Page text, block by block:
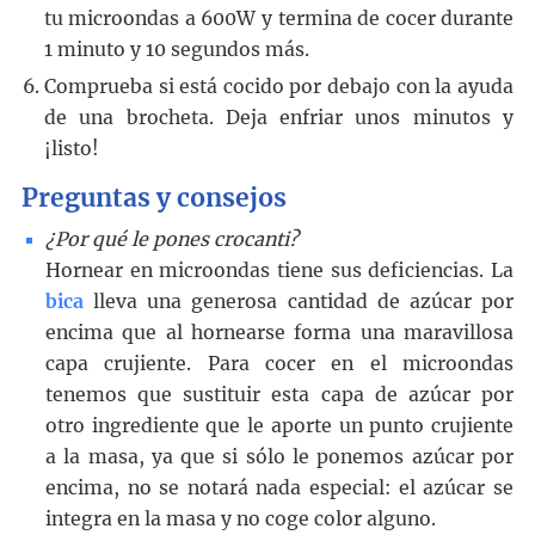
tu microondas a 600W y termina de cocer durante
1 minuto y 10 segundos más.
Comprueba si está cocido por debajo con la ayuda
de una brocheta. Deja enfriar unos minutos y
¡listo!
Preguntas y consejos
¿Por qué le pones crocanti?
Hornear en microondas tiene sus deficiencias. La
bicalleva una generosa cantidad de azúcar por
encima que al hornearse forma una maravillosa
capa crujiente. Para cocer en el microondas
tenemos que sustituir esta capa de azúcar por
otro ingrediente que le aporte un punto crujiente
a la masa, ya que si sólo le ponemos azúcar por
encima, no se notará nada especial: el azúcar se
integra en la masa y no coge color alguno.